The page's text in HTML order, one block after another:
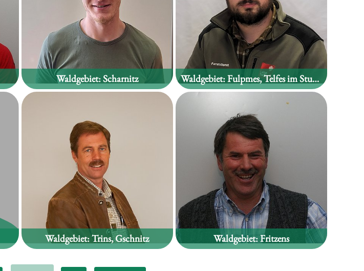
Waldgebiet:Scharnitz
Waldgebiet:Fulpmes, Telfes im Stubaital
Waldgebiet:Trins, Gschnitz
Waldgebiet:Fritzens